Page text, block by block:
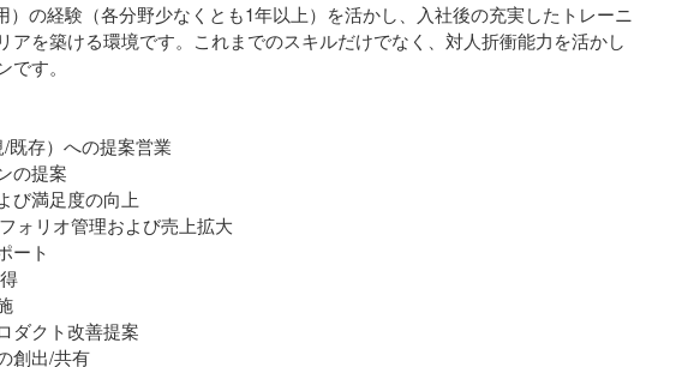
の経験（各分野少なくとも1年以上）を活かし、入社後の充実したトレーニ
を築ける環境です。これまでのスキルだけでなく、対人折衝能力を活かし
す。
既存）への提案営業
の提案
び満足度の向上
ォリオ管理および売上拡大
ート
ダクト改善提案
創出/共有